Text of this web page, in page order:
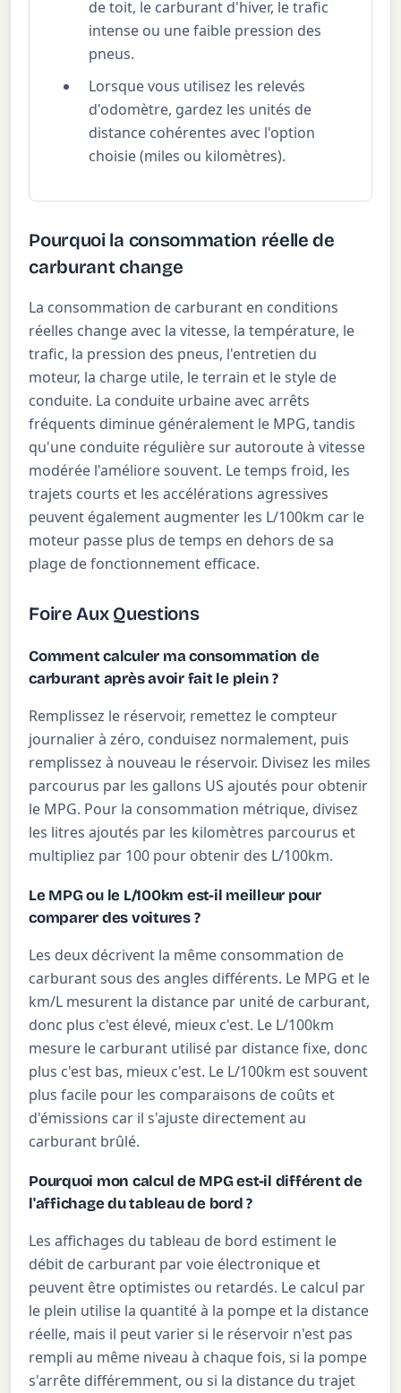
de toit, le carburant d'hiver, le trafic
intense ou une faible pression des
pneus.
Lorsque vous utilisez les relevés
d'odomètre, gardez les unités de
distance cohérentes avec l'option
choisie (miles ou kilomètres).
Pourquoi la consommation réelle de
carburant change
La consommation de carburant en conditions
réelles change avec la vitesse, la température, le
trafic, la pression des pneus, l'entretien du
moteur, la charge utile, le terrain et le style de
conduite. La conduite urbaine avec arrêts
fréquents diminue généralement le MPG, tandis
qu'une conduite régulière sur autoroute à vitesse
modérée l'améliore souvent. Le temps froid, les
trajets courts et les accélérations agressives
peuvent également augmenter les L/100km car le
moteur passe plus de temps en dehors de sa
plage de fonctionnement efficace.
Foire Aux Questions
Comment calculer ma consommation de
carburant après avoir fait le plein ?
Remplissez le réservoir, remettez le compteur
journalier à zéro, conduisez normalement, puis
remplissez à nouveau le réservoir. Divisez les miles
parcourus par les gallons US ajoutés pour obtenir
le MPG. Pour la consommation métrique, divisez
les litres ajoutés par les kilomètres parcourus et
multipliez par 100 pour obtenir des L/100km.
Le MPG ou le L/100km est-il meilleur pour
comparer des voitures ?
Les deux décrivent la même consommation de
carburant sous des angles différents. Le MPG et le
km/L mesurent la distance par unité de carburant,
donc plus c'est élevé, mieux c'est. Le L/100km
mesure le carburant utilisé par distance fixe, donc
plus c'est bas, mieux c'est. Le L/100km est souvent
plus facile pour les comparaisons de coûts et
d'émissions car il s'ajuste directement au
carburant brûlé.
Pourquoi mon calcul de MPG est-il différent de
l'affichage du tableau de bord ?
Les affichages du tableau de bord estiment le
débit de carburant par voie électronique et
peuvent être optimistes ou retardés. Le calcul par
le plein utilise la quantité à la pompe et la distance
réelle, mais il peut varier si le réservoir n'est pas
rempli au même niveau à chaque fois, si la pompe
s'arrête différemment, ou si la distance du trajet